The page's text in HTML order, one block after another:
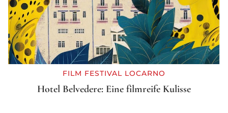
FILM FESTIVAL LOCARNO
Hotel Belvedere: Eine filmreife Kulisse